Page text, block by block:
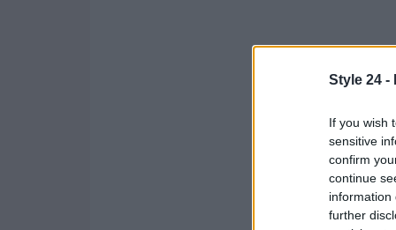
Style 24 -
If you wish
sensitive
confirm
continue
information
further